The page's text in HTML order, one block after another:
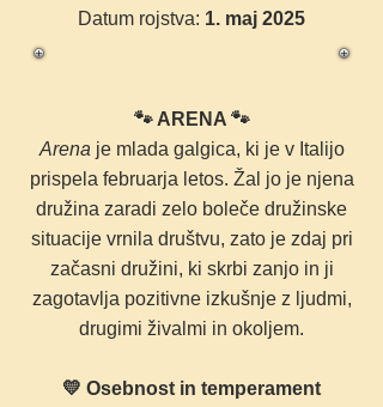
Datum rojstva: 1. maj 2025
🐾 ARENA 🐾
Arena je mlada galgica, ki je v Italijo
prispela februarja letos. Žal jo je njena
družina zaradi zelo boleče družinske
situacije vrnila društvu, zato je zdaj pri
začasni družini, ki skrbi zanjo in ji
zagotavlja pozitivne izkušnje z ljudmi,
drugimi živalmi in okoljem.
💛 Osebnost in temperament